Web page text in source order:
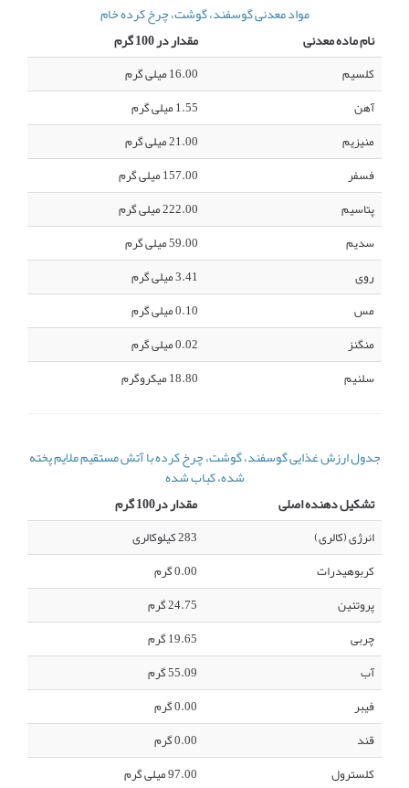
جدول ارزش غذایی گوسفند، گوشت، چرخ کرده با آتش مستقیم ملایم پخته
شده، کباب شده
تشکیل دهنده اصلی
مقدار در100 گرم
انرژی (کالری)
283 کیلوکالری
کربوهیدرات
0.00 گرم
پروتئین
24.75 گرم
چربی
19.65 گرم
آب
55.09 گرم
فیبر
0.00 گرم
قند
0.00 گرم
کلسترول
97.00 میلی گرم
مواد معدنی گوسفند، گوشت، چرخ کرده خام
نام ماده معدنی
مقدار در 100 گرم
کلسیم
16.00 میلی گرم
آهن
1.55 میلی گرم
منیزیم
21.00 میلی گرم
فسفر
157.00 میلی گرم
پتاسیم
222.00 میلی گرم
سدیم
59.00 میلی گرم
روی
3.41 میلی گرم
مس
0.10 میلی گرم
منگنز
0.02 میلی گرم
سلنیم
18.80 میکروگرم